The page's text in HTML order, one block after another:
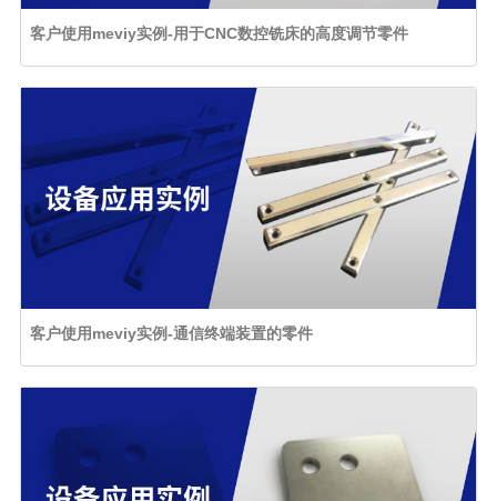
客户使用meviy实例-用于CNC数控铣床的高度调节零件
客户使用meviy实例-通信终端装置的零件